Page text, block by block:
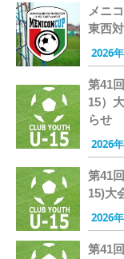
メニ
東西
2026
第41
15）
らせ
2026
第41
15)大
2026
第41